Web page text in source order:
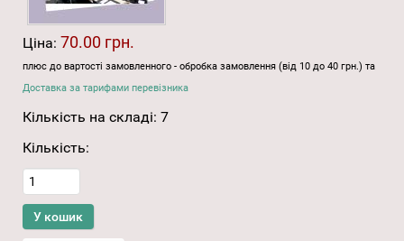
Ціна: 70.00 грн.
плюс до вартості замовленного - обробка замовлення (від 10 до 40 грн.) та
Доставка за тарифами перевізника
Кількість на складі: 7
Кількість: